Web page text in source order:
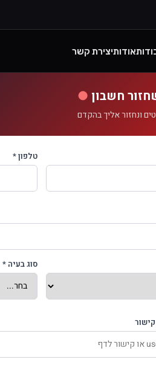
אודותיצירת קשר
חשבון ●
ונחזור אליך בהקדם
טלפון *
סוג בעיה *